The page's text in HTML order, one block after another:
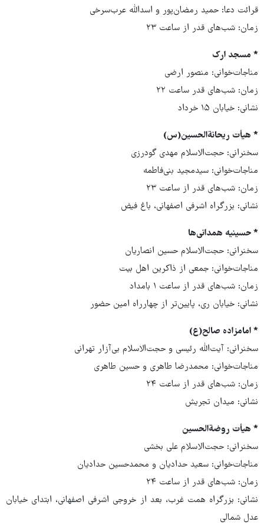
قرائت دعا: حمید رمضان‌پور و اسدالله عرب‌سرخی
زمان: شب‌های قدر از ساعت ۲۳
* مسجد ارک
مناجات‌خوانی: منصور ارضی
زمان: شب‌های قدر ساعت ۲۲
نشانی: خیابان ۱۵ خرداد
* هیأت ریحانةالحسین(س)
سخنرانی: حجت‌الاسلام مهدی گودرزی
مناجات‌خوانی: سیدمجید بنی‌فاطمه
زمان: شب‌های قدر از ساعت ۲۳
نشانی: بزرگراه اشرفی اصفهانی، باغ فیض
* حسینیه همدانی‌ها
سخنرانی: حجت‌الاسلام حسین انصاریان
مناجات‌خوانی: جمعی از ذاکرین اهل بیت
زمان: شب‌های قدر از ساعت ۱ بامداد
نشانی: خیابان ری، پایین‌تر از چهارراه امین حضور
* امامزاده صالح(ع)
سخنرانی: آیت‌الله رئیسی و حجت‌الاسلام بی‌آزار تهرانی
مناجات‌خوانی: محمدرضا طاهری و حسین طاهری
زمان: شب‌های قدر از ساعت ۲۴
نشانی: میدان تجریش
* هیأت روضةالحسین
سخنرانی: حجت‌الاسلام علی بخشی
مناجات‌خوانی: سعید حدادیان و محمدحسین حدادیان
زمان: شب‌های قدر از ساعت ۲۴
نشانی: بزرگراه همت غرب، بعد از خروجی اشرفی اصفهانی، ابتدای خیابان
عدل شمالی